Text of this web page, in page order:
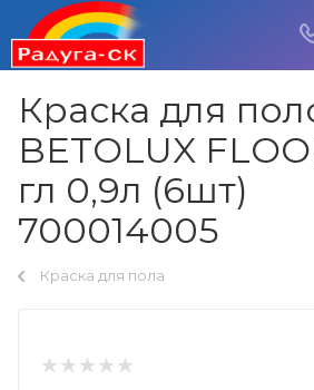
Краска для
BETOLUX
гл 0,9л (6шт)
700014005
Краска для пола